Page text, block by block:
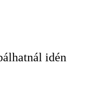
idén